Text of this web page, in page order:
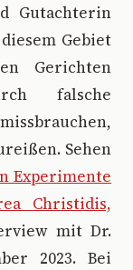
Gutachterin
Gebiet
Gerichten
falsche
Sehen
Experimente
Christidis,
mit Dr.
2023. Bei